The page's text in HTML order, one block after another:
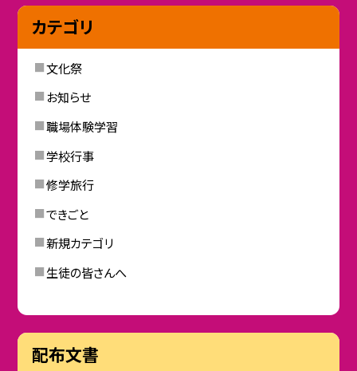
カテゴリ
文化祭
お知らせ
職場体験学習
学校行事
修学旅行
できごと
新規カテゴリ
生徒の皆さんへ
配布文書